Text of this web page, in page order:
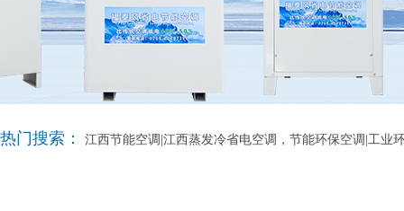
热门搜索： 江西节能空调|江西蒸发冷省电空调，节能环保空调|工业